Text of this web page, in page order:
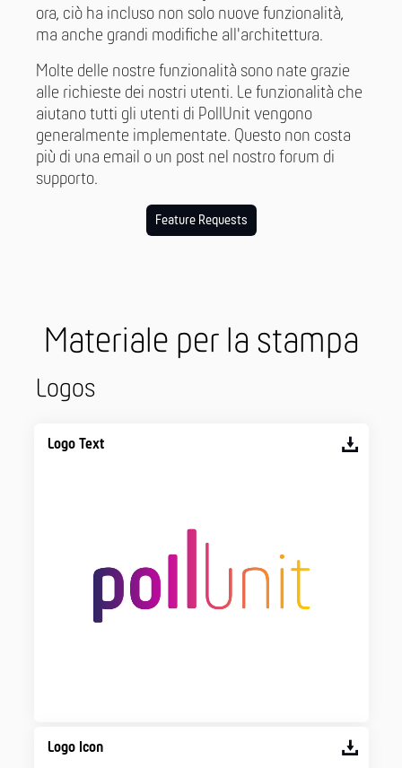
ora, ciò ha incluso non solo nuove funzionalità,
ma anche grandi modifiche all'architettura.
Molte delle nostre funzionalità sono nate grazie
alle richieste dei nostri utenti. Le funzionalità che
aiutano tutti gli utenti di PollUnit vengono
generalmente implementate. Questo non costa
più di una email o un post nel nostro forum di
supporto.
Feature Requests
Materiale per la stampa
Logos
Logo Text
Logo Icon